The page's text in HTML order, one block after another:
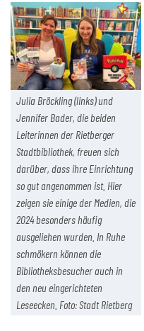
Julia Bröckling (links) und
Jennifer Bader, die beiden
Leiterinnen der Rietberger
Stadtbibliothek, freuen sich
darüber, dass ihre Einrichtung
so gut angenommen ist. Hier
zeigen sie einige der Medien, die
2024 besonders häufig
ausgeliehen wurden. In Ruhe
schmökern können die
Bibliotheksbesucher auch in
den neu eingerichteten
Leseecken. Foto: Stadt Rietberg